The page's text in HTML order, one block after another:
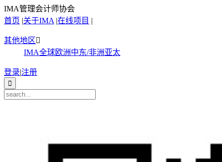
IMA管理会计师协会
首页 |关于IMA |在线项目 |
其他地区
IMA全球欧洲中东/非洲亚太
登录|注册
